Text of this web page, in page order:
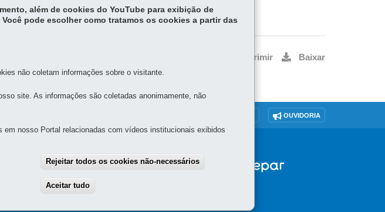
Imprimir Baixar
OUVIDORIA
além de cookies do YouTube para exibição de
pode escolher como tratamos os cookies a partir das
não coletam informações sobre o visitante.
site. As informações são coletadas anonimamente, não
nosso Portal relacionadas com vídeos institucionais exibidos
Rejeitar todos os cookies não-necessários
Aceitar tudo